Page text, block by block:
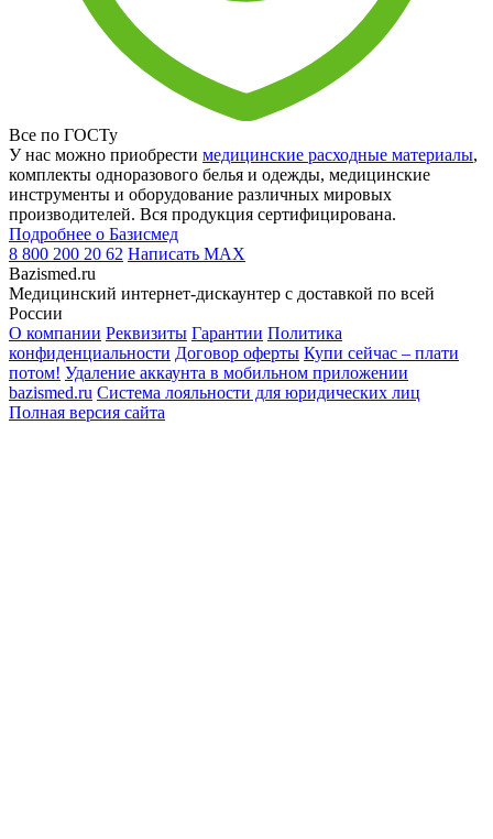
Все по ГОСТу
У нас можно приобрести медицинские расходные материалы,
комплекты одноразового белья и одежды, медицинские
инструменты и оборудование различных мировых
производителей. Вся продукция сертифицирована.
Подробнее о Базисмед
8 800 200 20 62 Написать MAX
Bazismed.ru
Медицинский интернет-дискаунтер с доставкой по всей
России
О компании Реквизиты Гарантии Политика
конфиденциальности Договор оферты Купи сейчас – плати
потом! Удаление аккаунта в мобильном приложении
bazismed.ru Система лояльности для юридических лиц
Полная версия сайта